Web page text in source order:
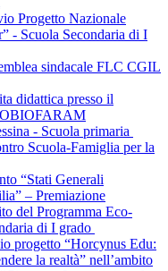
Progetto Nazionale
- Scuola Secondaria di I
sindacale FLC CGIL
didattica presso il
- Scuola primaria
Scuola-Famiglia per la
“Stati Generali
– Premiazione
del Programma Eco-
di I grado
progetto “Horcynus Edu:
la realtà” nell’ambito